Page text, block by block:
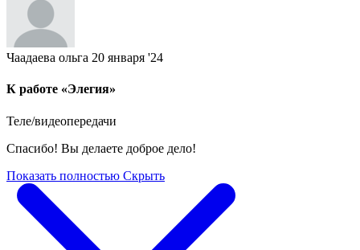
Чаадаева ольга 20 января '24
К работе «Элегия»
Теле/видеопередачи
Спасибо! Вы делаете доброе дело!
Показать полностью Скрыть